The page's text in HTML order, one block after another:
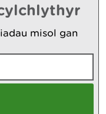
misol gan